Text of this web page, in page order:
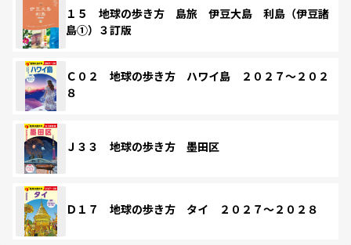
１５ 地球の歩き方 島旅 伊豆大島 利島（伊豆諸
島①）３訂版
Ｃ０２ 地球の歩き方 ハワイ島 ２０２７～２０２
８
Ｊ３３ 地球の歩き方 墨田区
Ｄ１７ 地球の歩き方 タイ ２０２７～２０２８